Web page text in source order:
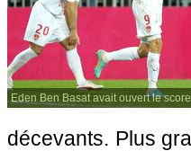
Eden Ben Basat avait ouvert le
décevants. Plus